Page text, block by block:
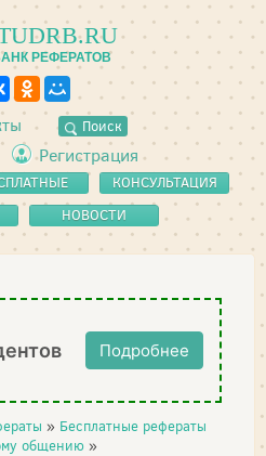
РЕФЕРАТОВ
Поиск
Регистрация
КОНСУЛЬТАЦИЯ
НОВОСТИ
Подробнее
» Бесплатные рефераты
общению »